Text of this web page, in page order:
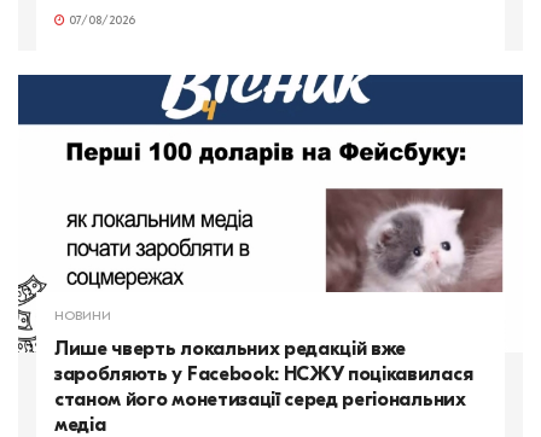
07/08/2026
НОВИНИ
Лише чверть локальних редакцій вже
заробляють у Facebook: НСЖУ поцікавилася
станом його монетизації серед регіональних
медіа